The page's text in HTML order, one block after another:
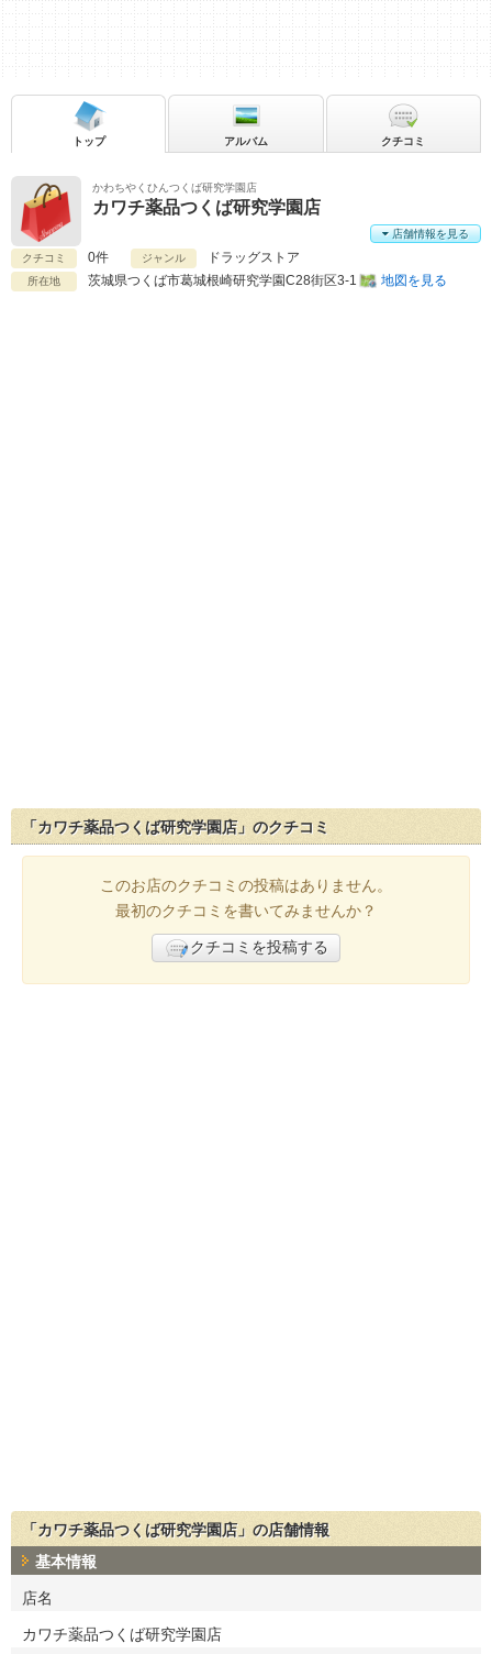
かわちやくひんつくば研究学園店
カワチ薬品つくば研究学園店
クチコミ 0件 ジャンル ドラッグストア
所在地 茨城県つくば市葛城根崎研究学園C28街区3-1 地図を見る
店舗情報を見る
トップ アルバム クチコミ
「カワチ薬品つくば研究学園店」のクチコミ
このお店のクチコミの投稿はありません。
最初のクチコミを書いてみませんか？
クチコミを投稿する
「カワチ薬品つくば研究学園店」の店舗情報
基本情報
店名
カワチ薬品つくば研究学園店